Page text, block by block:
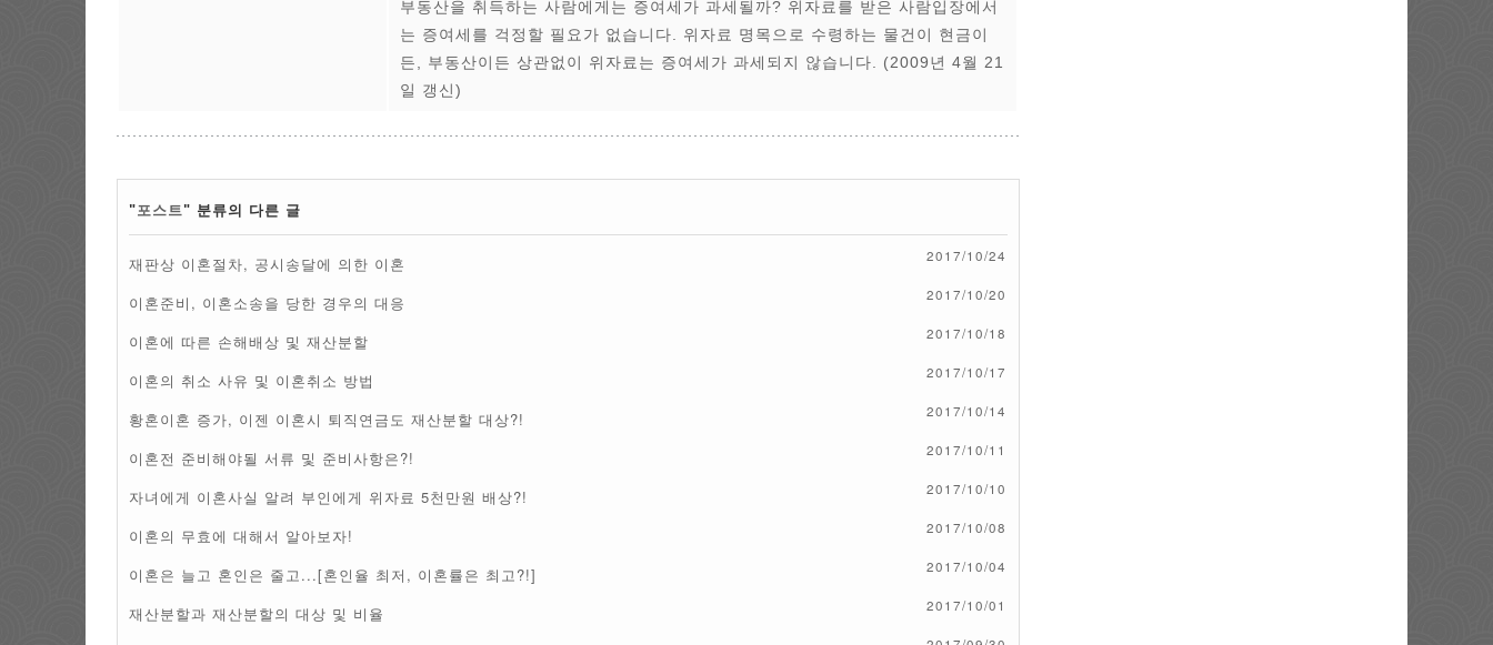
부동산을 취득하는 사람에게는 증여세가 과세될까? 위자료를 받은 사람입장에서
는 증여세를 걱정할 필요가 없습니다. 위자료 명목으로 수령하는 물건이 현금이
든, 부동산이든 상관없이 위자료는 증여세가 과세되지 않습니다. (2009년 4월 21
일 갱신)
"포스트" 분류의 다른 글
재판상 이혼절차, 공시송달에 의한 이혼 2017/10/24
이혼준비, 이혼소송을 당한 경우의 대응 2017/10/20
이혼에 따른 손해배상 및 재산분할 2017/10/18
이혼의 취소 사유 및 이혼취소 방법 2017/10/17
황혼이혼 증가, 이젠 이혼시 퇴직연금도 재산분할 대상?! 2017/10/14
이혼전 준비해야될 서류 및 준비사항은?! 2017/10/11
자녀에게 이혼사실 알려 부인에게 위자료 5천만원 배상?! 2017/10/10
이혼의 무효에 대해서 알아보자! 2017/10/08
이혼은 늘고 혼인은 줄고...[혼인율 최저, 이혼률은 최고?!] 2017/10/04
재산분할과 재산분할의 대상 및 비율 2017/10/01